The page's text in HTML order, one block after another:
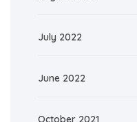
July 2022
June 2022
October 2021